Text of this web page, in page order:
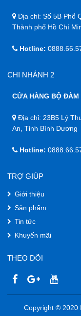
Địa chỉ: Số 5B Phổ
Thành phố Hồ Chí
Hotline:
CHI NHÁNH 2
CỬA HÀNG BỘ ĐÀM
Địa chỉ: 23B5 Lý
An, Tỉnh Bình Dương
Hotline:
TRỢ GIÚP
Giới thiệu
Sản phẩm
Tin tức
Khuyến mãi
THEO DÕI
Copyright © 2020